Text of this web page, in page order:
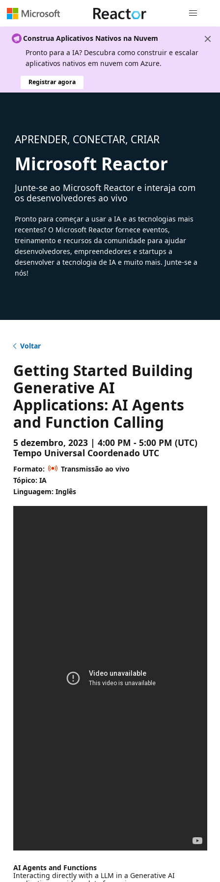
Construa Aplicativos Nativos na Nuvem
Pronto para a IA? Descubra como construir e escalar
aplicativos nativos em nuvem com Azure.
Registrar agora
APRENDER, CONECTAR, CRIAR
Microsoft Reactor
Junte-se ao Microsoft Reactor e interaja com
os desenvolvedores ao vivo
Pronto para começar a usar a IA e as tecnologias mais
recentes? O Microsoft Reactor fornece eventos,
treinamento e recursos da comunidade para ajudar
desenvolvedores, empreendedores e startups a
desenvolver a tecnologia de IA e muito mais. Junte-se a
nós!
Voltar
Getting Started Building
Generative AI
Applications: AI Agents
and Function Calling
5 dezembro, 2023 | 4:00 PM - 5:00 PM (UTC)
Tempo Universal Coordenado UTC
Formato:
Transmissão ao vivo
Tópico: IA
Linguagem: Inglês
AI Agents and Functions
Interacting directly with a LLM in a Generative AI